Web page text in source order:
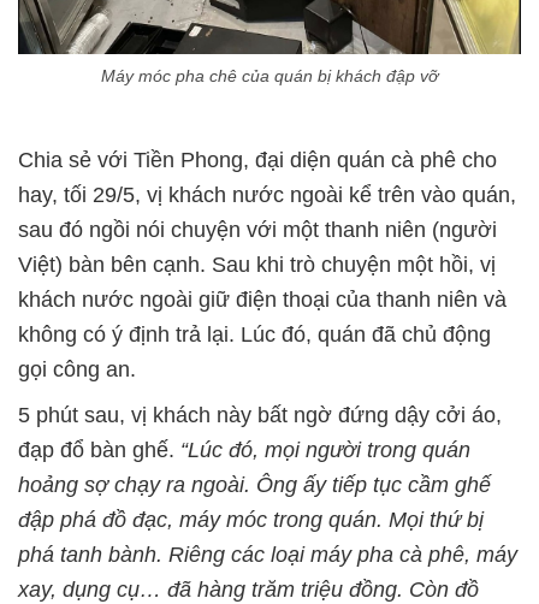
Máy móc pha chê của quán bị khách đập vỡ
Chia sẻ với Tiền Phong, đại diện quán cà phê cho
hay, tối 29/5, vị khách nước ngoài kể trên vào quán,
sau đó ngồi nói chuyện với một thanh niên (người
Việt) bàn bên cạnh. Sau khi trò chuyện một hồi, vị
khách nước ngoài giữ điện thoại của thanh niên và
không có ý định trả lại. Lúc đó, quán đã chủ động
gọi công an.
5 phút sau, vị khách này bất ngờ đứng dậy cởi áo,
đạp đổ bàn ghế. “Lúc đó, mọi người trong quán
hoảng sợ chạy ra ngoài. Ông ấy tiếp tục cầm ghế
đập phá đồ đạc, máy móc trong quán. Mọi thứ bị
phá tanh bành. Riêng các loại máy pha cà phê, máy
xay, dụng cụ… đã hàng trăm triệu đồng. Còn đồ